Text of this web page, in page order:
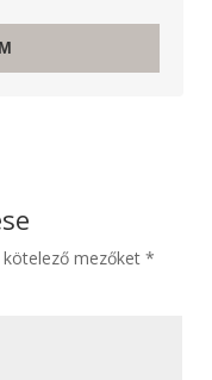
kötelező mezőket *